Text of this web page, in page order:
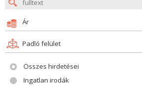
Ár
Padló felület
Összes hirdetései
Ingatlan irodák